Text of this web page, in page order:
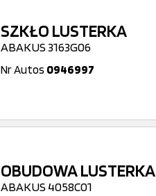
SZKŁO LUSTERKA
ABAKUS 3163G06
Nr Autos 0946997
OBUDOWA LUSTERKA
ABAKUS 4058C01